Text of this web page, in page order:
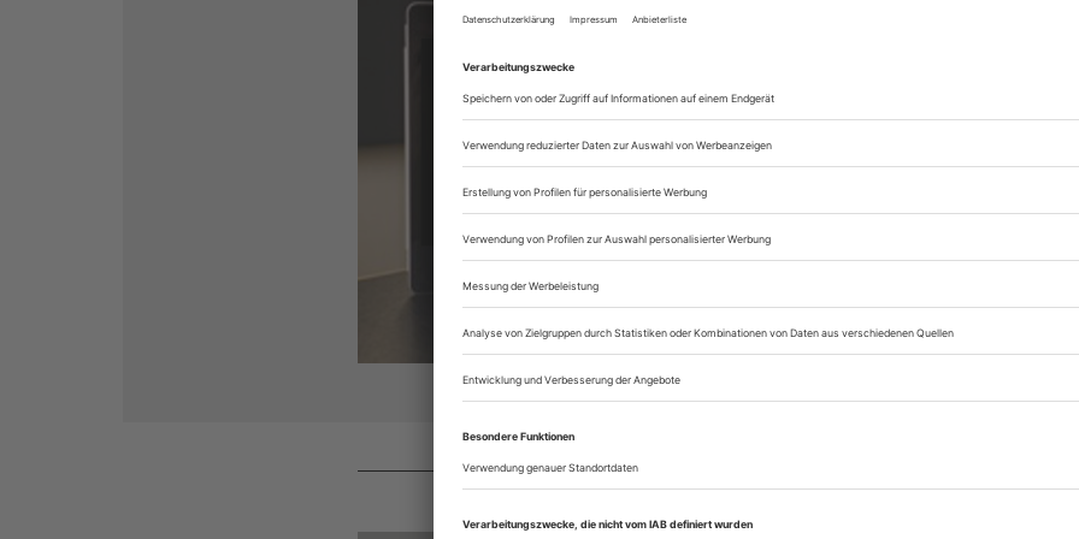
Lesegenuss auf
Zugang zum
Opernwelt
Sie können alle Vorteile
sofort nutzen
Digital-Abo testen